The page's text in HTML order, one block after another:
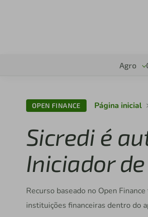
Agro
OPEN FINANCE Página inicial
Sicredi é
Iniciador
Recurso baseado no Open
instituições financeiras dentro do